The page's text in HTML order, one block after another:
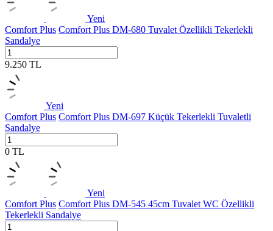
Yeni
Comfort Plus Comfort Plus DM-680 Tuvalet Özellikli Tekerlekli
Sandalye
9.250 TL
Yeni
Comfort Plus Comfort Plus DM-697 Küçük Tekerlekli Tuvaletli
Sandalye
0 TL
Yeni
Comfort Plus Comfort Plus DM-545 45cm Tuvalet WC Özellikli
Tekerlekli Sandalye